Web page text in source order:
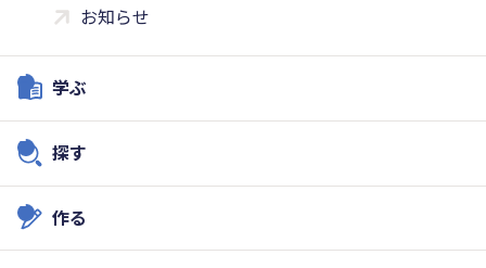
お知らせ
学ぶ
探す
作る